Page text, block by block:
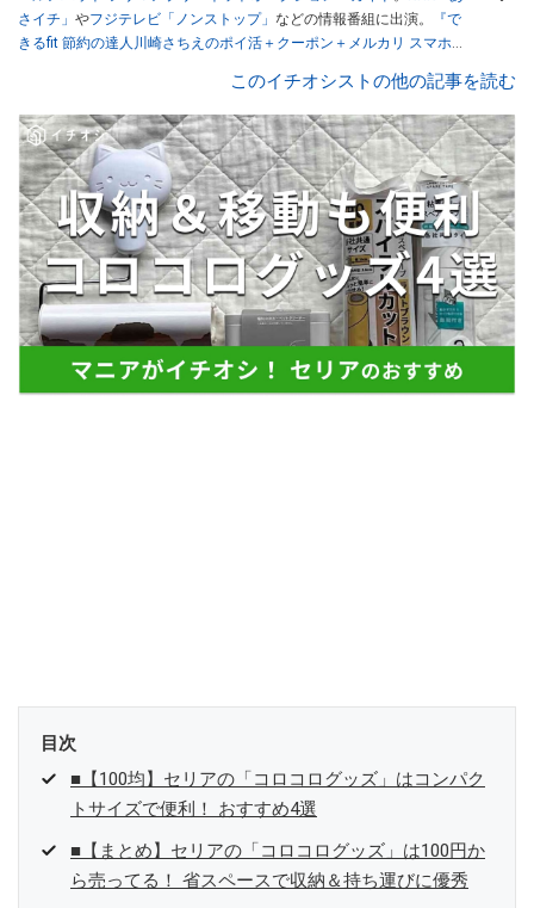
さイチ」 やフジテレビ「ノンストップ」 などの情報番組に出演。
『で
きるfit 節約の達人川崎さちえのポイ活＋クーポン＋メルカリ スマホで
スマホ1つでスキマ時間に効率的に稼ぐ！』（翔泳社刊） ほか著書多
数。ブログは「川崎さちえのごちゃまぜ日記」。
■経歴：2003年、夫が子育てをするために、突然会社を辞める。翌月
からの給料が０円になり、家にいながら、しかも空いた時間でできる
オークションに目をつける。しかし、取引の仕方がわからずに、まず
は落札者として参加。その後、出品者側にまわり、家の中の物を出品
しまくる。出品する物がほぼなくなってからは、仕入れを経験。ネッ
トオークションを生活の一部に取り入れるべく、「ネットオークショ
ンやフリマアプリは生活のインフラになる」という考えを持つ。また
消費税増税の社会においては、ネットオークションやフリマアプリが
家計の救世主になりえると考え、業者とは違う視点でユーザーとして
このイチオシストの他の記事を読む
目次
■【100均】セリアの「コロコログッズ」はコンパク
トサイズで便利！ おすすめ4選
■【まとめ】セリアの「コロコログッズ」は100円か
ら売ってる！ 省スペースで収納＆持ち運びに優秀